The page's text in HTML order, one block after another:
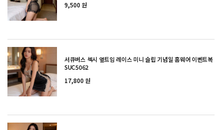
9,500 원
서큐버스 섹시 옆트임 레이스 미니 슬립 기념일 홈웨어 이벤트복
SUC5062
17,800 원